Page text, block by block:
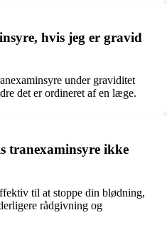
hvis jeg er gravid
under graviditet
det er ordineret af en læge.
tranexaminsyre ikke
til at stoppe din blødning,
rådgivning og